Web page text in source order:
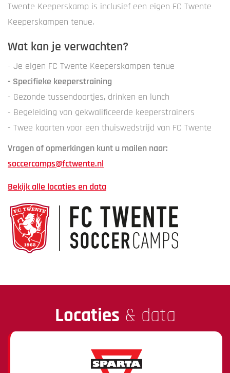
Twente Keeperskamp is inclusief een eigen FC Twente
Keeperskampen tenue.
Wat kan je verwachten?
- Je eigen FC Twente Keeperskampen tenue
- Specifieke keeperstraining
- Gezonde tussendoortjes, drinken en lunch
- Begeleiding van gekwalificeerde keeperstrainers
- Twee kaarten voor een thuiswedstrijd van FC Twente
Vragen of opmerkingen kunt u mailen naar:
soccercamps@fctwente.nl
Bekijk alle locaties en data
Locaties & data